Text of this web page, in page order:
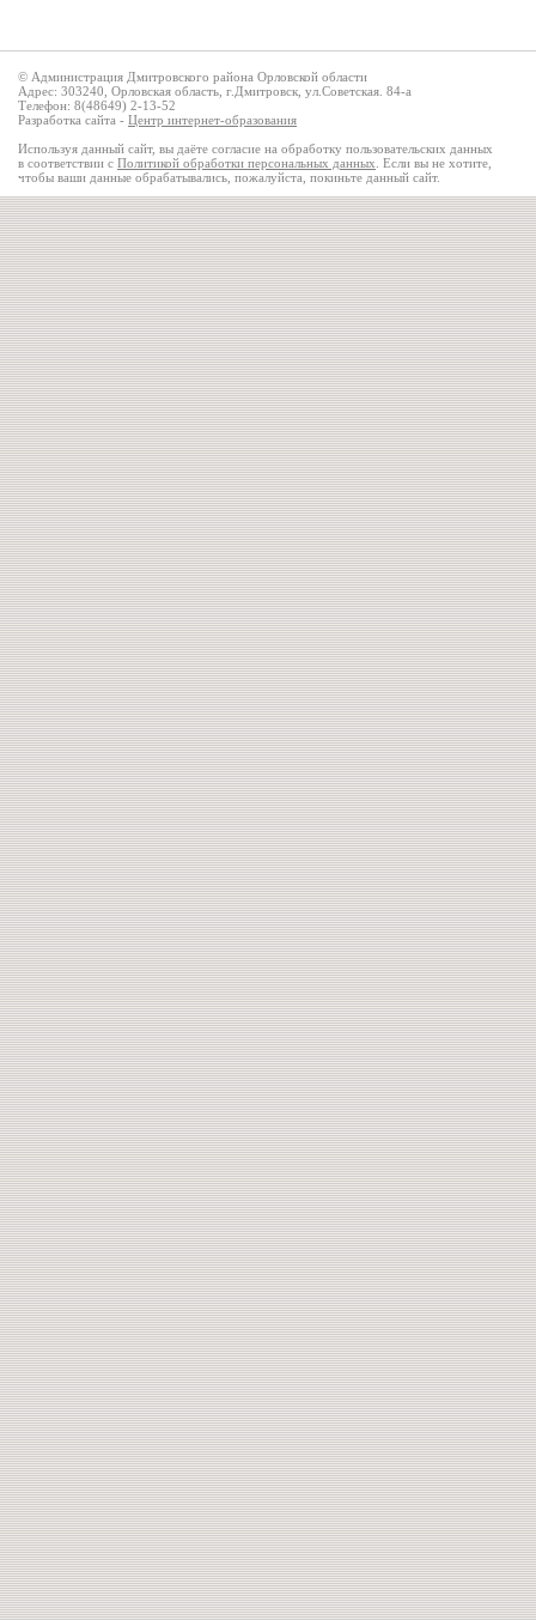
© Администрация Дмитровского района Орловской области
Адрес: 303240, Орловская область, г.Дмитровск, ул.Советская. 84-а
Телефон: 8(48649) 2-13-52
Разработка сайта - Центр интернет-образования
Используя данный сайт, вы даёте согласие на обработку пользовательских данных
в соответствии с Политикой обработки персональных данных . Если вы не хотите,
чтобы ваши данные обрабатывались, пожалуйста, покиньте данный сайт.